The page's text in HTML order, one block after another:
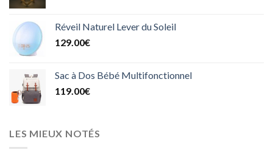
Réveil Naturel Lever du Soleil
129.00€
Sac à Dos Bébé Multifonctionnel
119.00€
LES MIEUX NOTÉS